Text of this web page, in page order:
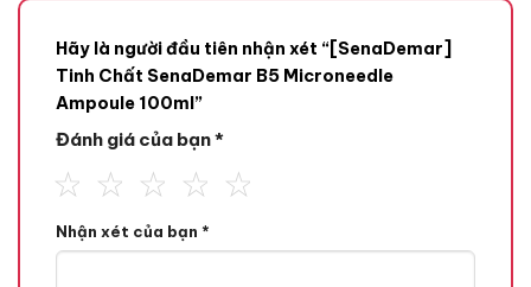
Hãy là người đầu tiên nhận xét “[SenaDemar]
Tinh Chất SenaDemar B5 Microneedle
Ampoule 100ml”
Đánh giá của bạn*
Nhận xét của bạn *